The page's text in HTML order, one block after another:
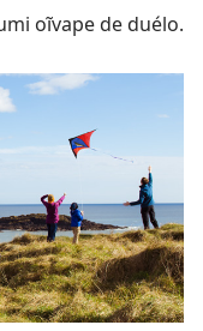
oĩvape de duélo.